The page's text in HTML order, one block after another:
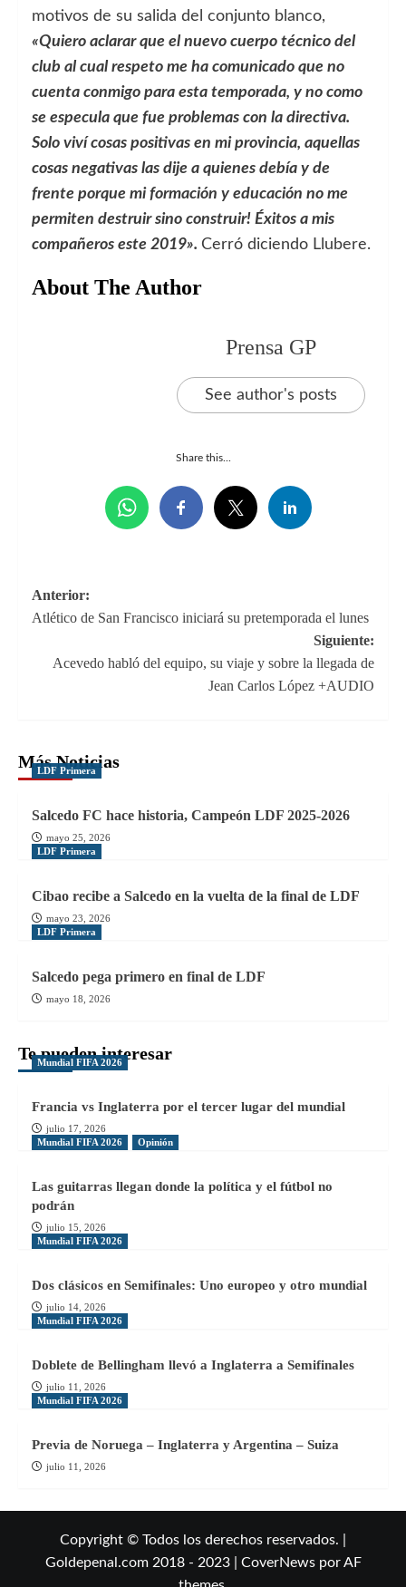
motivos de su salida del conjunto blanco,
«Quiero aclarar que el nuevo cuerpo técnico del
club al cual respeto me ha comunicado que no
cuenta conmigo para esta temporada, y no como
se especula que fue problemas con la directiva.
Solo viví cosas positivas en mi provincia, aquellas
cosas negativas las dije a quienes debía y de
frente porque mi formación y educación no me
permiten destruir sino construir! Éxitos a mis
compañeros este 2019». Cerró diciendo Llubere.
About The Author
Prensa GP
See author's posts
Share this...
Navegación
de
entradas
Anterior:
Atlético de San Francisco iniciará su pretemporada el lunes
Siguiente:
Acevedo habló del equipo, su viaje y sobre la llegada de
Jean Carlos López +AUDIO
Más Noticias
LDF Primera
Salcedo FC hace historia, Campeón LDF 2025-2026
mayo 25, 2026
LDF Primera
Cibao recibe a Salcedo en la vuelta de la final de LDF
mayo 23, 2026
LDF Primera
Salcedo pega primero en final de LDF
mayo 18, 2026
Te pueden interesar
Mundial FIFA 2026
Francia vs Inglaterra por el tercer lugar del mundial
julio 17, 2026
Mundial FIFA 2026
Opinión
Las guitarras llegan donde la política y el fútbol no
podrán
julio 15, 2026
Mundial FIFA 2026
Dos clásicos en Semifinales: Uno europeo y otro mundial
julio 14, 2026
Mundial FIFA 2026
Doblete de Bellingham llevó a Inglaterra a Semifinales
julio 11, 2026
Mundial FIFA 2026
Previa de Noruega – Inglaterra y Argentina – Suiza
julio 11, 2026
Copyright © Todos los derechos reservados. |
Goldepenal.com 2018 - 2023
CoverNewspor AF